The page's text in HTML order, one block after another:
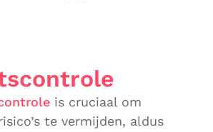
is cruciaal om
te vermijden, aldus